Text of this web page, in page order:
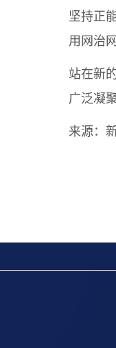
坚持正
用网治
站在新
广泛凝
来源：